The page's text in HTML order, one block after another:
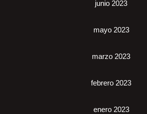
junio 2023
mayo 2023
marzo 2023
febrero 2023
enero 2023